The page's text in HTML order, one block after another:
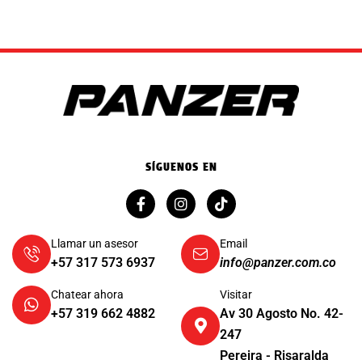
SÍGUENOS EN
Llamar un asesor
+57 317 573 6937
Chatear ahora
+57 319 662 4882
Email
info@panzer.com.co
Visitar
Av 30 Agosto No. 42-
247
Pereira - Risaralda